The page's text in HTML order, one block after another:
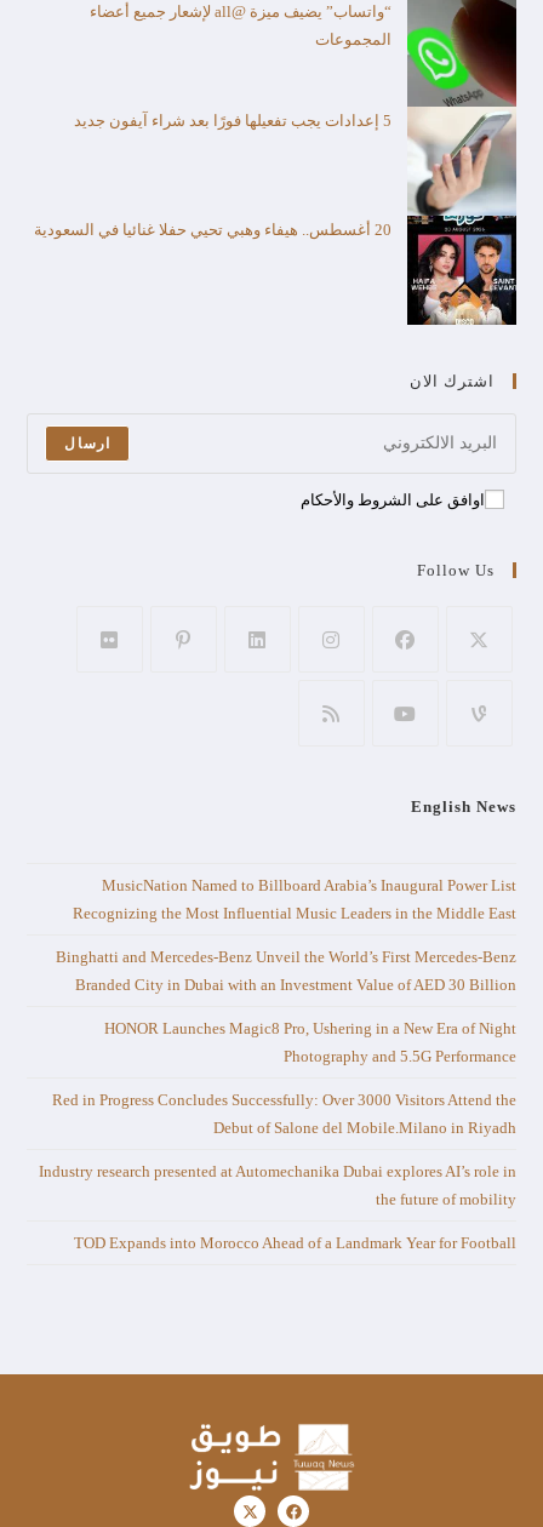
“واتساب” يضيف ميزة @all لإشعار جميع أعضاء
المجموعات
5 إعدادات يجب تفعيلها فورًا بعد شراء آيفون جديد
20 أغسطس.. هيفاء وهبي تحيي حفلا غنائيا في السعودية
اشترك الان
ارسال
اوافق على الشروط والأحكام
Follow Us
English News
MusicNation Named to Billboard Arabia’s Inaugural Power List
Recognizing the Most Influential Music Leaders in the Middle East
Binghatti and Mercedes-Benz Unveil the World’s First Mercedes-Benz
Branded City in Dubai with an Investment Value of AED 30 Billion
HONOR Launches Magic8 Pro, Ushering in a New Era of Night
Photography and 5.5G Performance
Red in Progress Concludes Successfully: Over 3000 Visitors Attend the
Debut of Salone del Mobile.Milano in Riyadh
Industry research presented at Automechanika Dubai explores AI’s role in
the future of mobility
TOD Expands into Morocco Ahead of a Landmark Year for Football